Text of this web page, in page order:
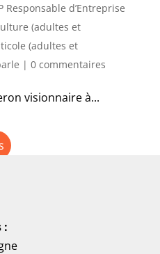
Responsable d’Entreprise
(adultes et
(adultes et
| 0 commentaires
visionnaire à...
: